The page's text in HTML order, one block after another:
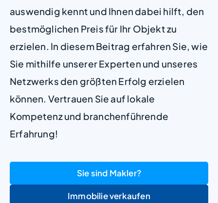
auswendig kennt und Ihnen dabei hilft, den
bestmöglichen Preis für Ihr Objekt zu
erzielen. In diesem Beitrag erfahren Sie, wie
Sie mithilfe unserer Experten und unseres
Netzwerks den größten Erfolg erzielen
können. Vertrauen Sie auf lokale
Kompetenz und branchenführende
Erfahrung!
Sie sind Makler?
Immobilie verkaufen